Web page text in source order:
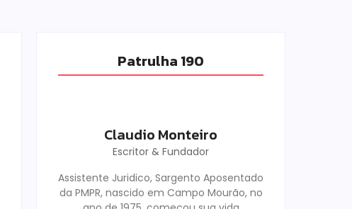
Patrulha 190
Claudio Monteiro
Escritor & Fundador
Assistente Juridico, Sargento Aposentado
da PMPR, nascido em Campo Mourão, no